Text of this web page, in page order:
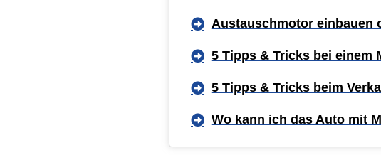
Austauschmotor einbauen
5 Tipps & Tricks bei einem
5 Tipps & Tricks beim
Wo kann ich das Auto mit